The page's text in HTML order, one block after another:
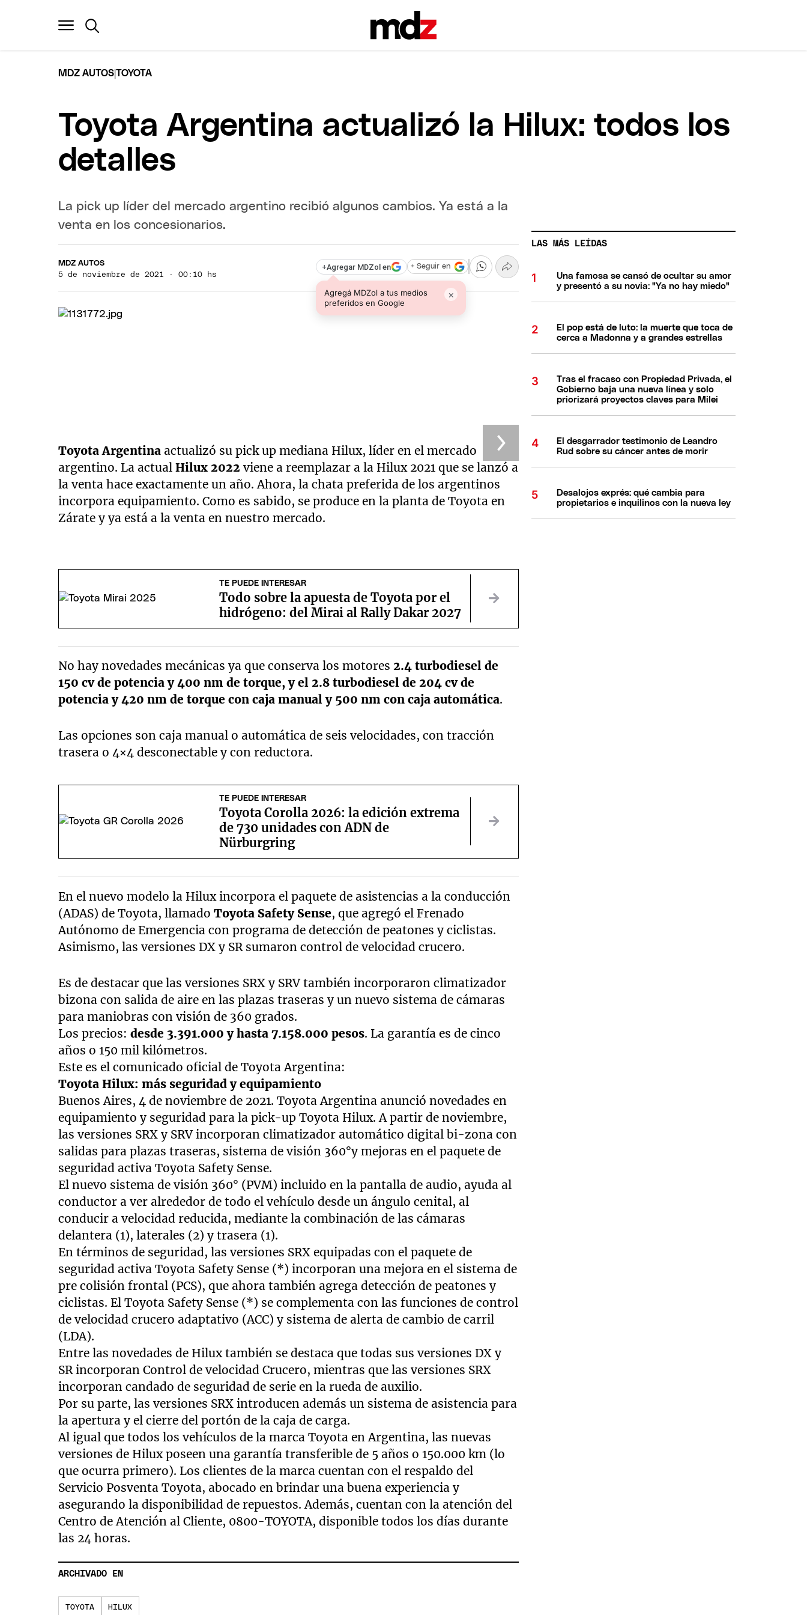
MDZ AUTOS|TOYOTA
Toyota Argentina actualizó la Hilux: todos los
detalles
La pick up líder del mercado argentino recibió algunos cambios. Ya está a la
venta en los concesionarios.
MDZ AUTOS
5 de noviembre de 2021 · 00:10 hs
+Agregar MDZol en
Agregá MDZol a tus medios
preferidos en Google
×
+ Seguir en
Toyota Argentina actualizó su pick up mediana Hilux, líder en el mercado
argentino. La actualHilux 2022 viene a reemplazar a la Hilux 2021 que se lanzó a
la venta hace exactamente un año. Ahora, la chata preferida de los argentinos
incorpora equipamiento. Como es sabido, se produce en la planta de Toyota en
Zárate y ya está a la venta en nuestro mercado.
TE PUEDE INTERESAR
Todo sobre la apuesta de Toyota por el
hidrógeno: del Mirai al Rally Dakar 2027
No hay novedades mecánicas ya que conserva los motores2.4 turbodiesel de
150 cv de potencia y 400 nm de torque, y el 2.8 turbodiesel de 204 cv de
potencia y 420 nm de torque con caja manual y 500 nm con caja automática.
Las opciones son caja manual o automática de seis velocidades, con tracción
trasera o 4×4 desconectable y con reductora.
TE PUEDE INTERESAR
Toyota Corolla 2026: la edición extrema
de 730 unidades con ADN de
Nürburgring
En el nuevo modelo la Hilux incorpora el paquete de asistencias a la conducción
(ADAS) de Toyota, llamadoToyota Safety Sense, que agregó el Frenado
Autónomo de Emergencia con programa de detección de peatones y ciclistas.
Asimismo, las versiones DX y SR sumaron control de velocidad crucero.
Es de destacar que las versiones SRX y SRV también incorporaron climatizador
bizona con salida de aire en las plazas traseras y un nuevo sistema de cámaras
para maniobras con visión de 360 grados.
Los precios:desde 3.391.000 y hasta 7.158.000 pesos. La garantía es de cinco
años o 150 mil kilómetros.
Este es el comunicado oficial de Toyota Argentina:
Toyota Hilux: más seguridad y equipamiento
Buenos Aires, 4 de noviembre de 2021. Toyota Argentina anunció novedades en
equipamiento y seguridad para la pick-up Toyota Hilux. A partir de noviembre,
las versiones SRX y SRV incorporan climatizador automático digital bi-zona con
salidas para plazas traseras, sistema de visión 360°y mejoras en el paquete de
seguridad activa Toyota Safety Sense.
El nuevo sistema de visión 360° (PVM) incluido en la pantalla de audio, ayuda al
conductor a ver alrededor de todo el vehículo desde un ángulo cenital, al
conducir a velocidad reducida, mediante la combinación de las cámaras
delantera (1), laterales (2) y trasera (1).
En términos de seguridad, las versiones SRX equipadas con el paquete de
seguridad activa Toyota Safety Sense (*) incorporan una mejora en el sistema de
pre colisión frontal (PCS), que ahora también agrega detección de peatones y
ciclistas. El Toyota Safety Sense (*) se complementa con las funciones de control
de velocidad crucero adaptativo (ACC) y sistema de alerta de cambio de carril
(LDA).
Entre las novedades de Hilux también se destaca que todas sus versiones DX y
SR incorporan Control de velocidad Crucero, mientras que las versiones SRX
incorporan candado de seguridad de serie en la rueda de auxilio.
Por su parte, las versiones SRX introducen además un sistema de asistencia para
la apertura y el cierre del portón de la caja de carga.
Al igual que todos los vehículos de la marca Toyota en Argentina, las nuevas
versiones de Hilux poseen una garantía transferible de 5 años o 150.000 km (lo
que ocurra primero). Los clientes de la marca cuentan con el respaldo del
Servicio Posventa Toyota, abocado en brindar una buena experiencia y
asegurando la disponibilidad de repuestos. Además, cuentan con la atención del
Centro de Atención al Cliente, 0800-TOYOTA, disponible todos los días durante
las 24 horas.
ARCHIVADO EN
TOYOTA HILUX
LAS MÁS LEÍDAS
Una famosa se cansó de ocultar su amor
y presentó a su novia: "Ya no hay miedo"
El pop está de luto: la muerte que toca de
cerca a Madonna y a grandes estrellas
Tras el fracaso con Propiedad Privada, el
Gobierno baja una nueva línea y solo
priorizará proyectos claves para Milei
El desgarrador testimonio de Leandro
Rud sobre su cáncer antes de morir
Desalojos exprés: qué cambia para
propietarios e inquilinos con la nueva ley